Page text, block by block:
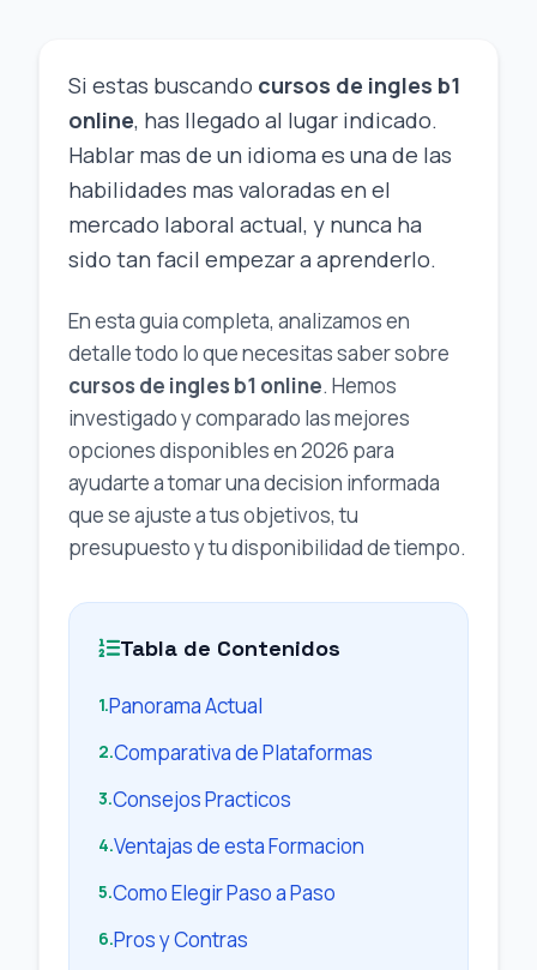
Si estas buscando cursos de ingles b1
online, has llegado al lugar indicado.
Hablar mas de un idioma es una de las
habilidades mas valoradas en el
mercado laboral actual, y nunca ha
sido tan facil empezar a aprenderlo.
En esta guia completa, analizamos en
detalle todo lo que necesitas saber sobre
cursos de ingles b1 online. Hemos
investigado y comparado las mejores
opciones disponibles en 2026 para
ayudarte a tomar una decision informada
que se ajuste a tus objetivos, tu
presupuesto y tu disponibilidad de tiempo.
Tabla de Contenidos
1.Panorama Actual
2.Comparativa de Plataformas
3.Consejos Practicos
4.Ventajas de esta Formacion
5.Como Elegir Paso a Paso
6.Pros y Contras